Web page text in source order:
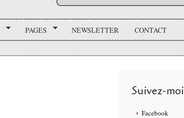
PAGES NEWSLETTER CONTACT
Suivez-moi
Facebook